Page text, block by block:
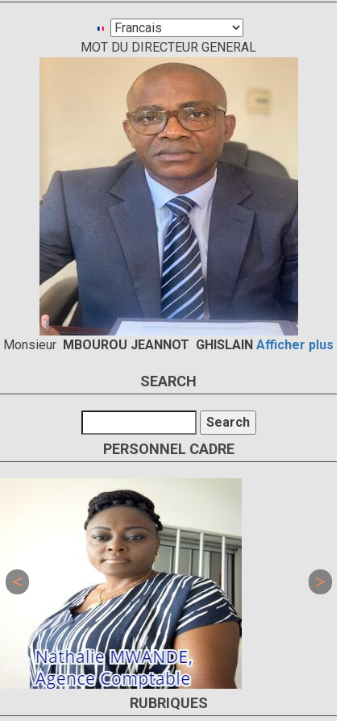
Select
your
language
MOT DU DIRECTEUR GENERAL
Monsieur MBOUROU JEANNOT GHISLAIN Afficher plus
SEARCH
PERSONNEL CADRE
RUBRIQUES